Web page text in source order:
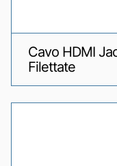
Cavo HDMI
Filettate